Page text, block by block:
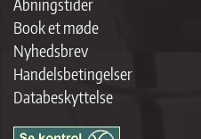
Book et møde
Nyhedsbrev
Handelsbetingelser
Databeskyttelse